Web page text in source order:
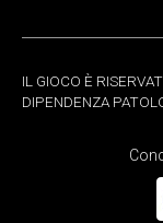
IL GIOCO È
DIPENDENZA